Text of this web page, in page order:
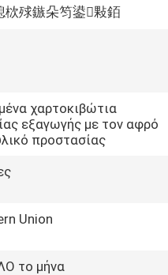
栨殏鏃朵笉鍙敤銆
χαρτοκιβώτια
εξαγωγής με τον αφρό
προστασίας
Union
το μήνα